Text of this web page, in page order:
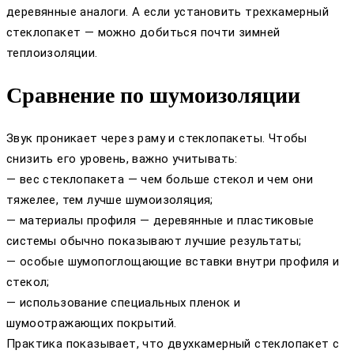
деревянные аналоги. А если установить трехкамерный
стеклопакет — можно добиться почти зимней
теплоизоляции.
Сравнение по шумоизоляции
Звук проникает через раму и стеклопакеты. Чтобы
снизить его уровень, важно учитывать:
— вес стеклопакета — чем больше стекол и чем они
тяжелее, тем лучше шумоизоляция;
— материалы профиля — деревянные и пластиковые
системы обычно показывают лучшие результаты;
— особые шумопоглощающие вставки внутри профиля и
стекол;
— использование специальных пленок и
шумоотражающих покрытий.
Практика показывает, что двухкамерный стеклопакет с